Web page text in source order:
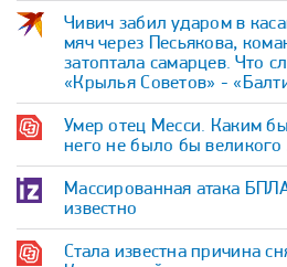
Чивич забил ударом в
мяч через Песьякова,
затоптала самарцев. Что
«Крылья Советов» -
Умер отец Месси. Каким
него не было бы
Массированная атака
известно
Стала известна причина